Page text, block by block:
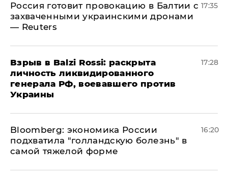
​Россия готовит провокацию в Балтии с
захваченными украинскими дронами
— Reuters
17:35
​Взрыв в Balzi Rossi: раскрыта
личность ликвидированного
генерала РФ, воевавшего против
Украины
17:28
Bloomberg: экономика России
подхватила "голландскую болезнь" в
самой тяжелой форме
16:20